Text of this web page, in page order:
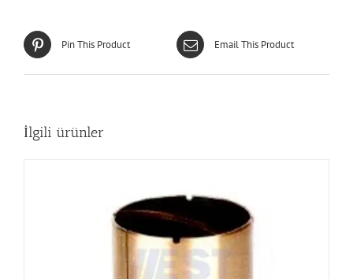
Pin This Product Email This Product
İlgili ürünler